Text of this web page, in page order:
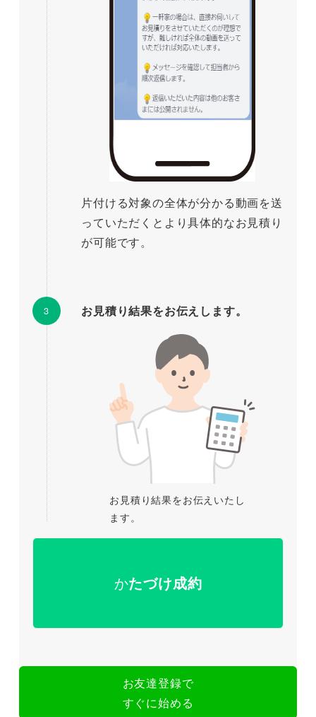
片付ける対象の全体が分かる動画を送
っていただくとより具体的なお見積り
が可能です。
お見積り結果をお伝えします。
お見積り結果をお伝えいたし
ます。
かたづけ成約
お友達登録で
すぐに始める